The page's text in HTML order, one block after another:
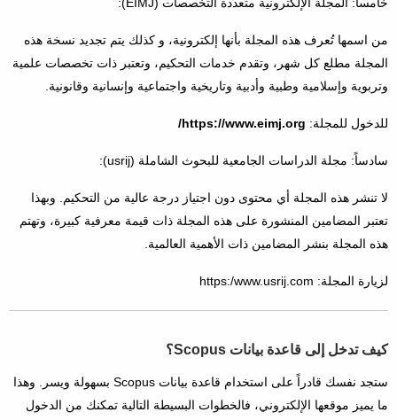
خامساً: المجلة الإلكترونية متعددة التخصصات (EIMJ):
من اسمها تُعرف هذه المجلة بأنها إلكترونية، و كذلك يتم تجديد نسخة هذه
المجلة مطلع كل شهر، وتقدم خدمات التحكيم، وتعتبر ذات تخصصات علمية
وتربوية وإسلامية وطبية وأدبية وتاريخية واجتماعية وإنسانية وقانونية.
للدخول للمجلة: https://www.eimj.org/
سادساً: مجلة الدراسات الجامعية للبحوث الشاملة (usrij):
لا تنشر هذه المجلة أي محتوى دون اجتياز درجة عالية من التحكيم. وبهذا
تعتبر المضامين المنشورة على هذه المجلة ذات قيمة معرفية كبيرة، وتهتم
هذه المجلة بنشر المضامين ذات الأهمية العالمية.
لزيارة المجلة: https:/www.usrij.com
كيف تدخل إلى قاعدة بيانات Scopus؟
ستجد نفسك قادراً على استخدام قاعدة بيانات Scopus بسهولة ويسر. وهذا
ما يميز موقعها الإلكتروني، فالخطوات البسيطة التالية تمكنك من الدخول